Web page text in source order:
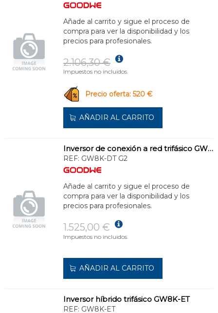
Añade al carrito y sigue el proceso de
compra para ver la disponibilidad y los
precios para profesionales.
2.106,30 €
Impuestos no incluidos.
Precio oferta: 520 €
AÑADIR AL CARRITO
Inversor de conexión a red trifásico GW8K-DT G2
REF: GW8K-DT G2
Añade al carrito y sigue el proceso de
compra para ver la disponibilidad y los
precios para profesionales.
1.525,00 €
Impuestos no incluidos.
AÑADIR AL CARRITO
Inversor híbrido trifásico GW8K-ET
REF: GW8K-ET